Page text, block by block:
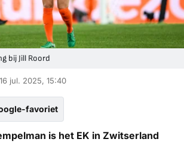
bij Jill Roord
16 jul. 2025, 15:40
favoriet
is het EK in Zwitserland